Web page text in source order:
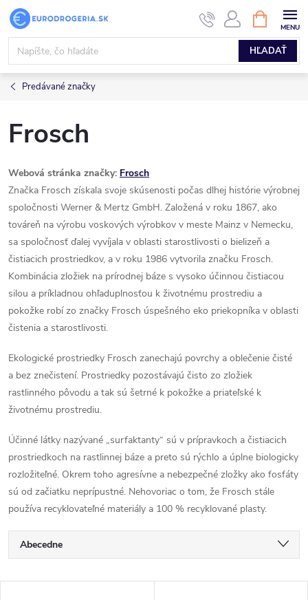
Prejsť
obsah
HĽADAŤ
KOŠÍK
Predávané značky
Frosch
Webová stránka značky: Frosch
Značka Frosch získala svoje skúsenosti počas dlhej histórie výrobnej
spoločnosti Werner & Mertz GmbH. Založená v roku 1867, ako
továreň na výrobu voskových výrobkov v meste Mainz v Nemecku,
sa spoločnosť ďalej vyvíjala v oblasti starostlivosti o bielizeň a
čistiacich prostriedkov, a v roku 1986 vytvorila značku Frosch.
Kombinácia zložiek na prírodnej báze s vysoko účinnou čistiacou
silou a príkladnou ohľaduplnosťou k životnému prostrediu a
pokožke robí zo značky Frosch úspešného eko priekopníka v oblasti
čistenia a starostlivosti.
Ekologické prostriedky Frosch zanechajú povrchy a oblečenie čisté
a bez znečistení. Prostriedky pozostávajú čisto zo zložiek
rastlinného pôvodu a tak sú šetrné k pokožke a priateľské k
životnému prostrediu.
Účinné látky nazývané „surfaktanty“ sú v prípravkoch a čistiacich
prostriedkoch na rastlinnej báze a preto sú rýchlo a úplne biologicky
rozložiteľné. Okrem toho agresívne a nebezpečné zložky ako fosfáty
sú od začiatku neprípustné. Nehovoriac o tom, že Frosch stále
používa recyklovateľné materiály a 100 % recyklované plasty.
R
a
Abecedne